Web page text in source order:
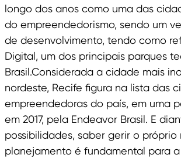
longo dos anos como uma das
do empreendedorismo, sendo um
de desenvolvimento, tendo como
Digital, um dos principais parques
Brasil.Considerada a cidade mais
nordeste, Recife figura na lista das
empreendedoras do país, em uma
em 2017, pela Endeavor Brasil. E
possibilidades, saber gerir o
planejamento é fundamental para a